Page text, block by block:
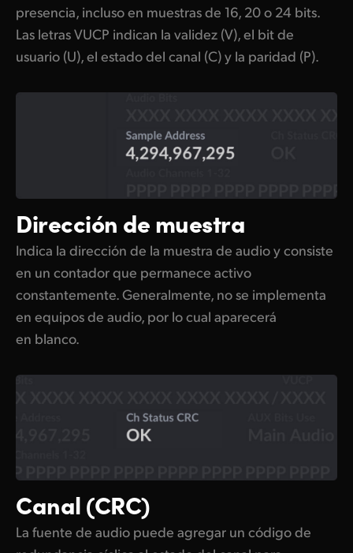
presencia, incluso en muestras de 16, 20 o 24 bits.
Las letras VUCP indican la validez (V), el bit de
usuario (U), el estado del canal (C) y la paridad (P).
Dirección de muestra
Indica la dirección de la muestra de audio y consiste
en un contador que permanece activo
constantemente. Generalmente, no se implementa
en equipos de audio, por lo cual aparecerá
en blanco.
Canal (CRC)
La fuente de audio puede agregar un código de